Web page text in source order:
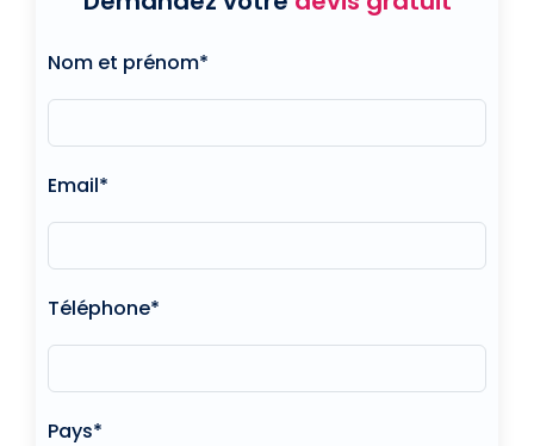
Nom et prénom*
Email*
Téléphone*
Pays*